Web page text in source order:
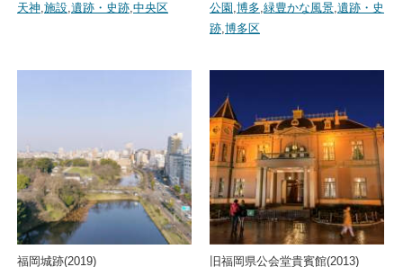
天神,施設,遺跡・史跡,中央区
公園 ,博多,緑豊かな風景,遺跡・史
跡,博多区
福岡城跡(2019) 旧福岡県公会堂貴賓館(2013)